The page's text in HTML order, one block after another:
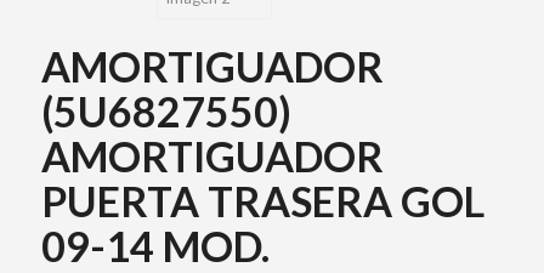
AMORTIGUADOR
(5U6827550)
AMORTIGUADOR
PUERTA TRASERA GOL
09-14 MOD.